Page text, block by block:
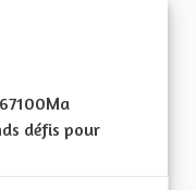
défis pour